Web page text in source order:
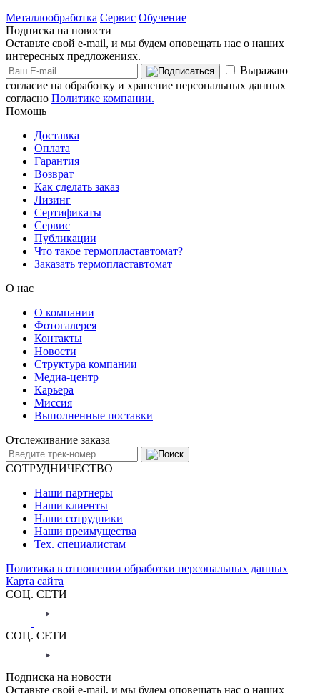
Металлообработка Сервис Обучение
Подписка на новости
Оставьте свой e-mail, и мы будем оповещать нас о наших
интересных предложениях.
Выражаю
согласие на обработку и хранение персональных данных
согласно Политике компании.
Помощь
Доставка
Оплата
Гарантия
Возврат
Как сделать заказ
Лизинг
Сертификаты
Сервис
Публикации
Что такое термопластавтомат?
Заказать термопластавтомат
О нас
О компании
Фотогалерея
Контакты
Новости
Структура компании
Медиа-центр
Карьера
Миссия
Выполненные поставки
Отслеживание заказа
СОТРУДНИЧЕСТВО
Наши партнеры
Наши клиенты
Наши сотрудники
Наши преимущества
Тех. специалистам
Политика в отношении обработки персональных данных
Карта сайта
СОЦ. СЕТИ
СОЦ. СЕТИ
Подписка на новости
Оставьте свой e-mail, и мы будем оповещать нас о наших